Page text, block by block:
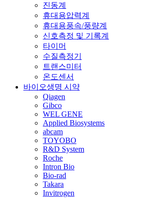
진동계
휴대용압력계
휴대용풍속/풍량계
신호측정 및 기록계
타이머
수질측정기
트랜스미터
온도센서
바이오생명 시약
Qiagen
Gibco
WEL GENE
Applied Biosystems
abcam
TOYOBO
R&D System
Roche
Intron Bio
Bio-rad
Takara
Invitrogen